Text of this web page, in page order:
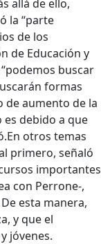
allá de ello,
la “parte
de los
de Educación y
buscar
formas
de aumento de la
es debido a que
En otros temas
primero, señaló
importantes
con Perrone-,
esta manera,
y que el
jóvenes.